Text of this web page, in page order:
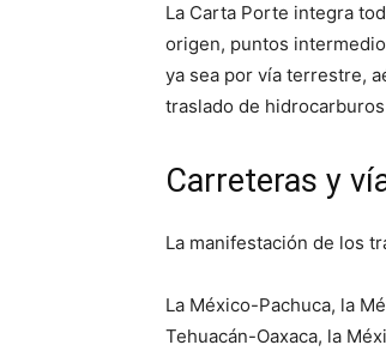
La Carta Porte integra
origen, puntos
ya sea por vía terrestre,
traslado de
Carreteras y
La manifestación de los
La México-Pachuca, la
Tehuacán-Oaxaca, la